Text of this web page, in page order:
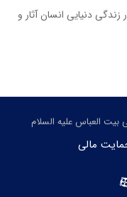
دنیایی انسان آثار و
بیت العباس علیه السلام
مالی